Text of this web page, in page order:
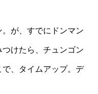
が、すでにドンマン
けたら、チュンゴン
、タイムアップ。デ